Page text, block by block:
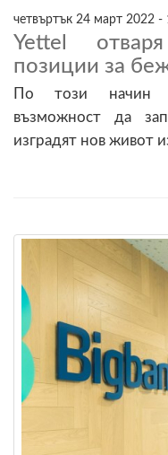
четвъртък 24 март 2022 -
Yettel
позиции за
По този начин
възможност да
изградят нов живот